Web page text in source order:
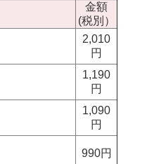
金額
(税別）
2,010
円
1,190
円
1,090
円
990円